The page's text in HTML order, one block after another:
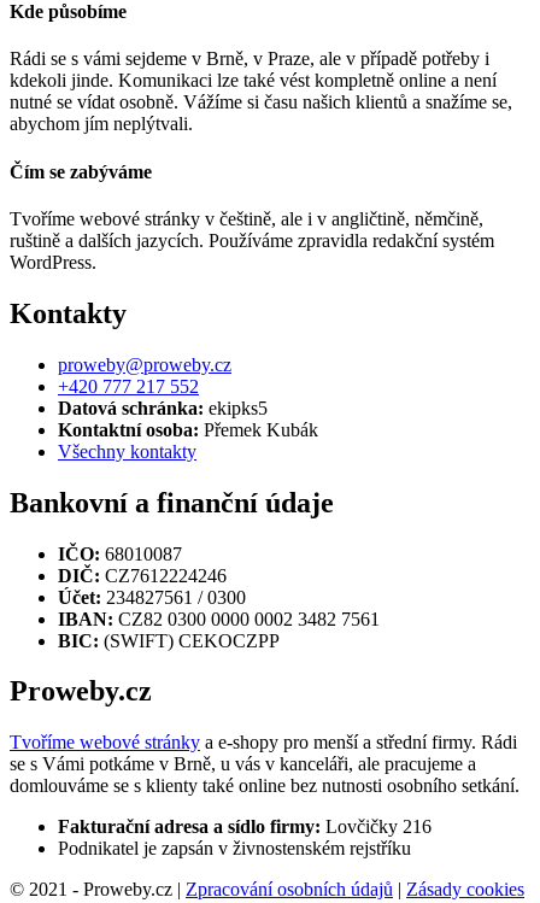
Kde působíme
Rádi se s vámi sejdeme v Brně, v Praze, ale v případě potřeby i
kdekoli jinde. Komunikaci lze také vést kompletně online a není
nutné se vídat osobně. Vážíme si času našich klientů a snažíme se,
abychom jím neplýtvali.
Čím se zabýváme
Tvoříme webové stránky v češtině, ale i v angličtině, němčině,
ruštině a dalších jazycích. Používáme zpravidla redakční systém
WordPress.
Kontakty
proweby@proweby.cz
+420 777 217 552
Datová schránka: ekipks5
Kontaktní osoba: Přemek Kubák
Všechny kontakty
Bankovní a finanční údaje
IČO: 68010087
DIČ: CZ7612224246
Účet: 234827561 / 0300
IBAN: CZ82 0300 0000 0002 3482 7561
BIC: (SWIFT) CEKOCZPP
Proweby.cz
Tvoříme webové stránky a e-shopy pro menší a střední firmy. Rádi
se s Vámi potkáme v Brně, u vás v kanceláři, ale pracujeme a
domlouváme se s klienty také online bez nutnosti osobního setkání.
Fakturační adresa a sídlo firmy: Lovčičky 216
Podnikatel je zapsán v živnostenském rejstříku
© 2021 - Proweby.cz | Zpracování osobních údajů | Zásady cookies